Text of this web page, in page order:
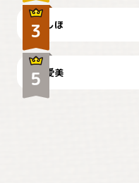
しほ
かわいい毛玉つき
爱美